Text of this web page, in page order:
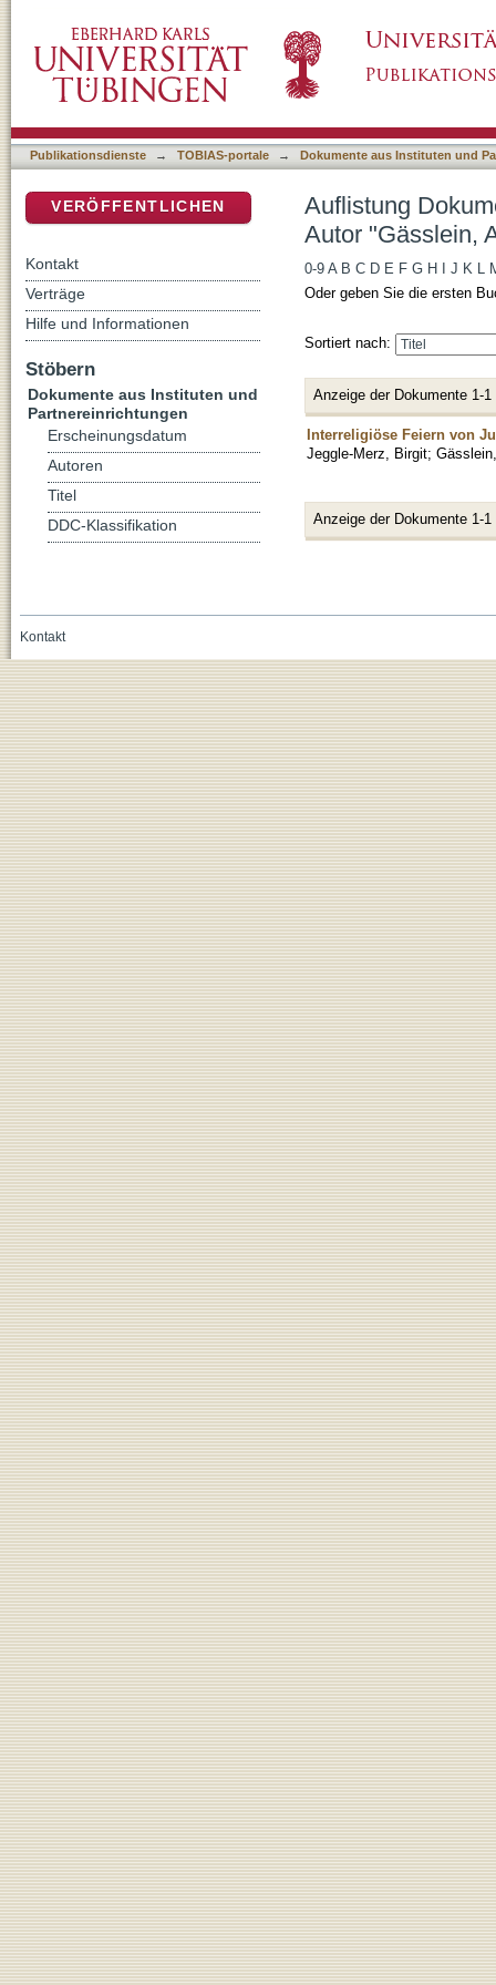
Publikationsdienste → TOBIAS-portale → Dokumente aus Instituten und
Auflistung
Autor "Gässlein,
0-9 A B C D E F G H J K L
Oder geben Sie die ersten
Sortiert nach:
Anzeige der Dokumente 1-1
Interreligiöse Feiern von
Jeggle-Merz, Birgit;
Anzeige der Dokumente 1-1
VERÖFFENTLICHEN
Kontakt
Verträge
Hilfe und Informationen
Stöbern
Dokumente aus Instituten und
Partnereinrichtungen
Erscheinungsdatum
Autoren
Titel
DDC-Klassifikation
Kontakt